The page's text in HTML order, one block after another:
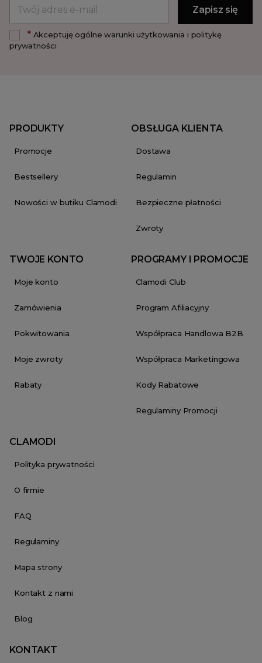
*Akceptuję ogólne warunki użytkowania i politykę
prywatności
PRODUKTY
Promocje
Bestsellery
Nowości w butiku Clamodi
OBSŁUGA KLIENTA
Dostawa
Regulamin
Bezpieczne płatności
Zwroty
TWOJE KONTO
Moje konto
Zamówienia
Pokwitowania
Moje zwroty
Rabaty
PROGRAMY I PROMOCJE
Clamodi Club
Program Afiliacyjny
Współpraca Handlowa B2B
Współpraca Marketingowa
Kody Rabatowe
Regulaminy Promocji
CLAMODI
Polityka prywatności
O firmie
FAQ
Regulaminy
Mapa strony
Kontakt z nami
Blog
KONTAKT